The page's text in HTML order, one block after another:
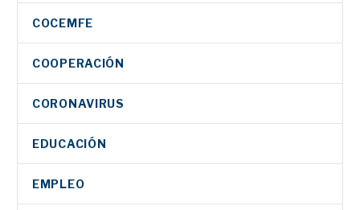
COCEMFE
COOPERACIÓN
CORONAVIRUS
EDUCACIÓN
EMPLEO